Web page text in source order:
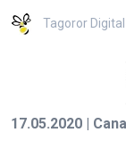
Tagoror Digital
17.05.2020 |